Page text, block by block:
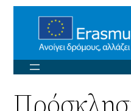
Μετάβαση
περιεχόμενο